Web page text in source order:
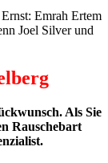
Emrah Ertem
Joel Silver und
Als Sie
Rauschebart